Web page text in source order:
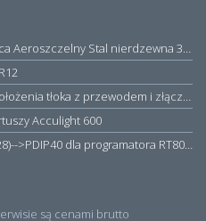
RS PRO Nakrętka zabezpieczająca Aeroszczelny Stal nierdzewna 316 Zwykłe
CE3M8P W0952029394 Czujnik położenia tłoka z przewodem i złączem M8, PNP NO, 10...30VDC, 100mA, METALWORK, METAL WORK jak MZT1-0
Acculight 600
Adapter dedykowany ITE(LQFP128)-->PDIP40 dla programatora RT809H/RT809F (simple)
są cenami brutto